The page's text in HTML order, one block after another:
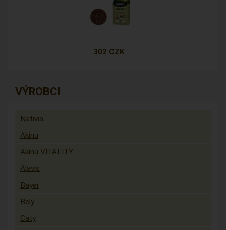
302 CZK
VÝROBCI
Nativia
Akinu
Akinu VITALITY
Alavis
Bayer
Bely
Caty